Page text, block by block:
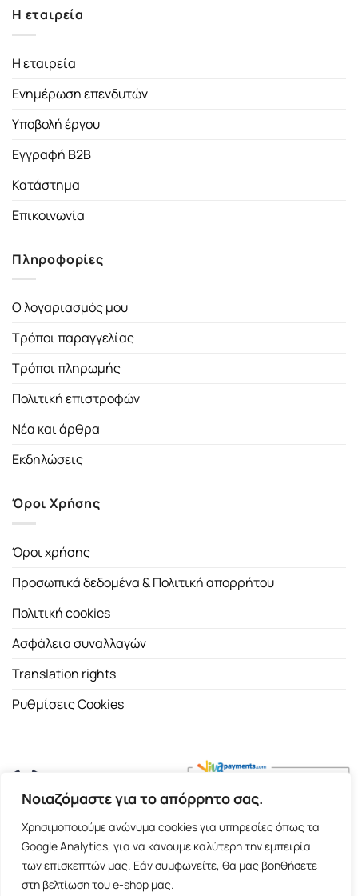
Νοιαζόμαστε για το απόρρητο σας.
Χρησιμοποιούμε ανώνυμα cookies για υπηρεσίες όπως τα
Google Analytics, για να κάνουμε καλύτερη την εμπειρία
των επισκεπτών μας. Εάν συμφωνείτε, θα μας βοηθήσετε
στη βελτίωση του e-shop μας.
Η εταιρεία
Η εταιρεία
Ενημέρωση επενδυτών
Υποβολή έργου
Εγγραφή B2B
Κατάστημα
Επικοινωνία
Πληροφορίες
Ο λογαριασμός μου
Τρόποι παραγγελίας
Τρόποι πληρωμής
Πολιτική επιστροφών
Νέα και άρθρα
Εκδηλώσεις
Όροι Χρήσης
Όροι χρήσης
Προσωπικά δεδομένα & Πολιτική απορρήτου
Πολιτική cookies
Ασφάλεια συναλλαγών
Translation rights
Ρυθμίσεις Cookies
Copyright 2026 ©Εκδοτικός Οίκος Α.Α. Λιβάνη| All rights
reserved.
Σόλωνος 98, 10680 Αθήνα | Τ:2103661200- F: 2103617791
E-shop and Premium Managed Hosting by